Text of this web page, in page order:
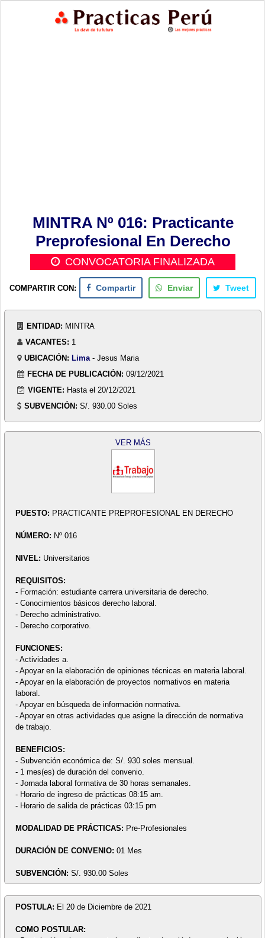
MINTRA Nº 016: Practicante
Preprofesional En Derecho
CONVOCATORIA FINALIZADA
COMPARTIR CON: Compartir Enviar Tweet
ENTIDAD: MINTRA
VACANTES: 1
UBICACIÓN: Lima - Jesus Maria
FECHA DE PUBLICACIÓN: 09/12/2021
VIGENTE: Hasta el 20/12/2021
SUBVENCIÓN: S/. 930.00 Soles
VER MÁS
PUESTO: PRACTICANTE PREPROFESIONAL EN DERECHO
NÚMERO: Nº 016
NIVEL: Universitarios
REQUISITOS:
- Formación: estudiante carrera universitaria de derecho.
- Conocimientos básicos derecho laboral.
- Derecho administrativo.
- Derecho corporativo.
FUNCIONES:
- Actividades a.
- Apoyar en la elaboración de opiniones técnicas en materia laboral.
- Apoyar en la elaboración de proyectos normativos en materia
laboral.
- Apoyar en búsqueda de información normativa.
- Apoyar en otras actividades que asigne la dirección de normativa
de trabajo.
BENEFICIOS:
- Subvención económica de: S/. 930 soles mensual.
- 1 mes(es) de duración del convenio.
- Jornada laboral formativa de 30 horas semanales.
- Horario de ingreso de prácticas 08:15 am.
- Horario de salida de prácticas 03:15 pm
MODALIDAD DE PRÁCTICAS: Pre-Profesionales
DURACIÓN DE CONVENIO: 01 Mes
SUBVENCIÓN: S/. 930.00 Soles
POSTULA: El 20 de Diciembre de 2021
COMO POSTULAR: